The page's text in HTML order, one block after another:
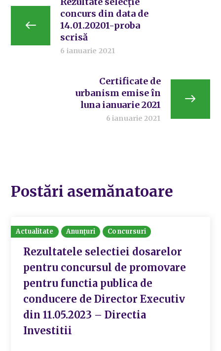
concurs din data de
14.01.20201-proba
scrisă
6 ianuarie 2021
Certificate de
urbanism emise în
luna ianuarie 2021
6 ianuarie 2021
Postări asemănatoare
Actualitate Anunțuri Concursuri
Rezultatele selectiei dosarelor
pentru concursul de promovare
pentru functia publica de
conducere de Director Executiv
din 11.05.2023 – Directia
Investitii